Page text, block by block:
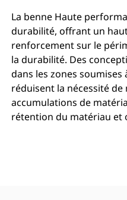
La benne Haute
durabilité, offrant un
renforcement sur le
la durabilité. Des
dans les zones soumises
réduisent la nécessité
accumulations de
rétention du matériau et